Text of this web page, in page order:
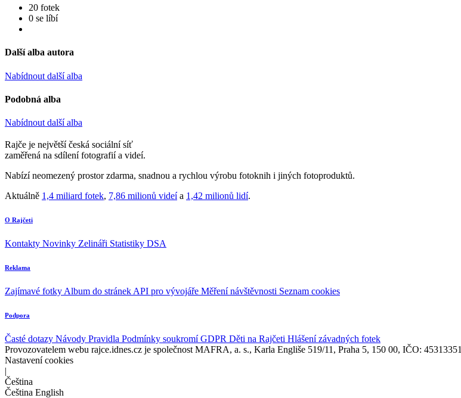
20 fotek
0 se líbí
Další alba autora
Nabídnout další alba
Podobná alba
Nabídnout další alba
Rajče je největší česká sociální síť
zaměřená na sdílení fotografií a videí.
Nabízí neomezený prostor zdarma, snadnou a rychlou výrobu fotoknih i jiných fotoproduktů.
Aktuálně 1,4 miliard fotek, 7,86 milionů videía 1,42 milionů lidí.
O Rajčeti
Kontakty Novinky Zelináři Statistiky DSA
Reklama
Zajímavé fotky Album do stránek API pro vývojáře Měření návštěvnosti Seznam cookies
Podpora
Časté dotazy Návody Pravidla Podmínky soukromíGDPR Děti na Rajčeti Hlášení závadných fotek
Provozovatelem webu rajce.idnes.cz je společnost MAFRA, a. s., Karla Engliše 519/11, Praha 5, 150 00, IČO: 45313351
Nastavení cookies
|
Čeština
Čeština English